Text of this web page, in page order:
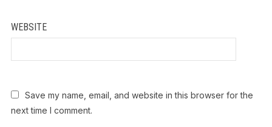
WEBSITE
Save my name, email, and website in this browser for the
next time I comment.